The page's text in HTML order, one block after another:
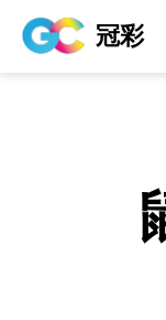
冠彩